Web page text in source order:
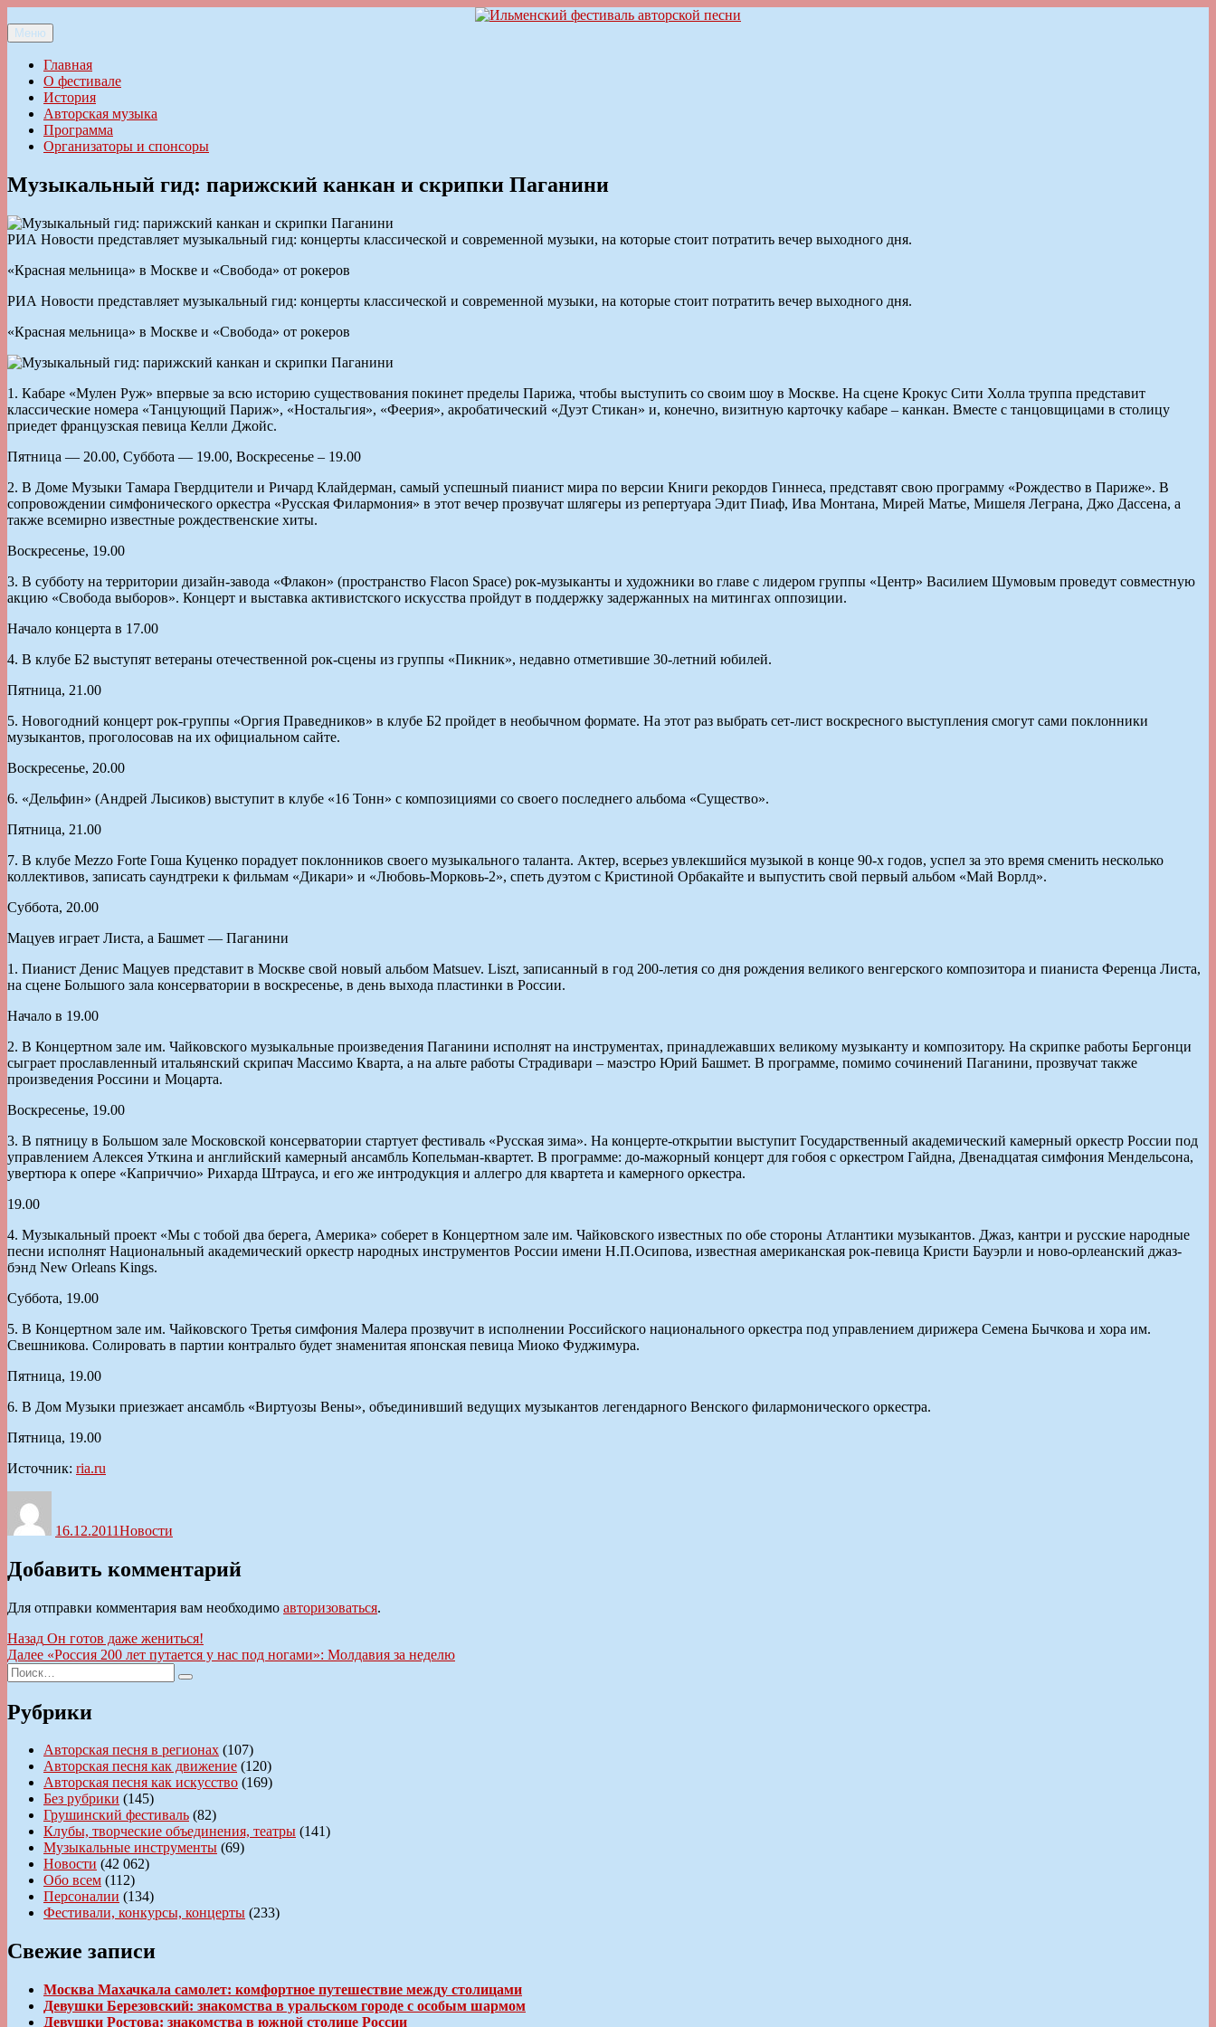
к
содержимому
Ильменский фестиваль авторской песни
Меню
Главная
О фестивале
История
Авторская музыка
Программа
Организаторы и спонсоры
Музыкальный гид: парижский канкан и скрипки Паганини
РИА Новости представляет музыкальный гид: концерты классической и современной музыки, на которые стоит потратить вечер выходного дня.
«Красная мельница» в Москве и «Свобода» от рокеров
РИА Новости представляет музыкальный гид: концерты классической и современной музыки, на которые стоит потратить вечер выходного дня.
«Красная мельница» в Москве и «Свобода» от рокеров
1. Кабаре «Мулен Руж» впервые за всю историю существования покинет пределы Парижа, чтобы выступить со своим шоу в Москве. На сцене Крокус Сити Холла труппа представит
классические номера «Танцующий Париж», «Ностальгия», «Феерия», акробатический «Дуэт Стикан» и, конечно, визитную карточку кабаре – канкан. Вместе с танцовщицами в столицу
приедет французская певица Келли Джойс.
Пятница — 20.00, Суббота — 19.00, Воскресенье – 19.00
2. В Доме Музыки Тамара Гвердцители и Ричард Клайдерман, самый успешный пианист мира по версии Книги рекордов Гиннеса, представят свою программу «Рождество в Париже». В
сопровождении симфонического оркестра «Русская Филармония» в этот вечер прозвучат шлягеры из репертуара Эдит Пиаф, Ива Монтана, Мирей Матье, Мишеля Леграна, Джо Дассена, а
также всемирно известные рождественские хиты.
Воскресенье, 19.00
3. В субботу на территории дизайн-завода «Флакон» (пространство Flacon Space) рок-музыканты и художники во главе с лидером группы «Центр» Василием Шумовым проведут совместную
акцию «Свобода выборов». Концерт и выставка активистского искусства пройдут в поддержку задержанных на митингах оппозиции.
Начало концерта в 17.00
4. В клубе Б2 выступят ветераны отечественной рок-сцены из группы «Пикник», недавно отметившие 30-летний юбилей.
Пятница, 21.00
5. Новогодний концерт рок-группы «Оргия Праведников» в клубе Б2 пройдет в необычном формате. На этот раз выбрать сет-лист воскресного выступления смогут сами поклонники
музыкантов, проголосовав на их официальном сайте.
Воскресенье, 20.00
6. «Дельфин» (Андрей Лысиков) выступит в клубе «16 Тонн» с композициями со своего последнего альбома «Существо».
Пятница, 21.00
7. В клубе Mezzo Forte Гоша Куценко порадует поклонников своего музыкального таланта. Актер, всерьез увлекшийся музыкой в конце 90-х годов, успел за это время сменить несколько
коллективов, записать саундтреки к фильмам «Дикари» и «Любовь-Морковь-2», спеть дуэтом с Кристиной Орбакайте и выпустить свой первый альбом «Май Ворлд».
Суббота, 20.00
Мацуев играет Листа, а Башмет — Паганини
1. Пианист Денис Мацуев представит в Москве свой новый альбом Matsuev. Liszt, записанный в год 200-летия со дня рождения великого венгерского композитора и пианиста Ференца Листа,
на сцене Большого зала консерватории в воскресенье, в день выхода пластинки в России.
Начало в 19.00
2. В Концертном зале им. Чайковского музыкальные произведения Паганини исполнят на инструментах, принадлежавших великому музыканту и композитору. На скрипке работы Бергонци
сыграет прославленный итальянский скрипач Массимо Кварта, а на альте работы Страдивари – маэстро Юрий Башмет. В программе, помимо сочинений Паганини, прозвучат также
произведения Россини и Моцарта.
Воскресенье, 19.00
3. В пятницу в Большом зале Московской консерватории стартует фестиваль «Русская зима». На концерте-открытии выступит Государственный академический камерный оркестр России под
управлением Алексея Уткина и английский камерный ансамбль Копельман-квартет. В программе: до-мажорный концерт для гобоя с оркестром Гайдна, Двенадцатая симфония Мендельсона,
увертюра к опере «Каприччио» Рихарда Штрауса, и его же интродукция и аллегро для квартета и камерного оркестра.
19.00
4. Музыкальный проект «Мы с тобой два берега, Америка» соберет в Концертном зале им. Чайковского известных по обе стороны Атлантики музыкантов. Джаз, кантри и русские народные
песни исполнят Национальный академический оркестр народных инструментов России имени Н.П.Осипова, известная американская рок-певица Кристи Бауэрли и ново-орлеанский джаз-
бэнд New Orleans Kings.
Суббота, 19.00
5. В Концертном зале им. Чайковского Третья симфония Малера прозвучит в исполнении Российского национального оркестра под управлением дирижера Семена Бычкова и хора им.
Свешникова. Солировать в партии контральто будет знаменитая японская певица Миоко Фуджимура.
Пятница, 19.00
6. В Дом Музыки приезжает ансамбль «Виртуозы Вены», объединивший ведущих музыкантов легендарного Венского филармонического оркестра.
Пятница, 19.00
Источник: ria.ru
16.12.2011Новости
Добавить комментарий
Для отправки комментария вам необходимо авторизоваться.
Навигация
по
записям
Назад Предыдущая
запись:
Он готов даже жениться!
Далее Следующая
«Россия 200 лет путается у нас под ногами»: Молдавия за неделю
Искать:
Поиск
Рубрики
Авторская песня в регионах (107)
Авторская песня как движение (120)
Авторская песня как искусство (169)
Без рубрики (145)
Грушинский фестиваль (82)
Клубы, творческие объединения, театры (141)
Музыкальные инструменты (69)
Новости (42 062)
Обо всем (112)
Персоналии (134)
Фестивали, конкурсы, концерты (233)
Свежие записи
Москва Махачкала самолет: комфортное путешествие между столицами
Девушки Березовский: знакомства в уральском городе с особым шармом
Девушки Ростова: знакомства в южной столице России